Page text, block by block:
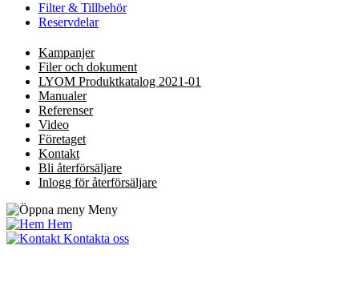
Filter & Tillbehör
Reservdelar
Kampanjer
Filer och dokument
LYOM Produktkatalog 2021-01
Manualer
Referenser
Video
Företaget
Kontakt
Bli återförsäljare
Inlogg för återförsäljare
Meny
Hem
Kontakta oss